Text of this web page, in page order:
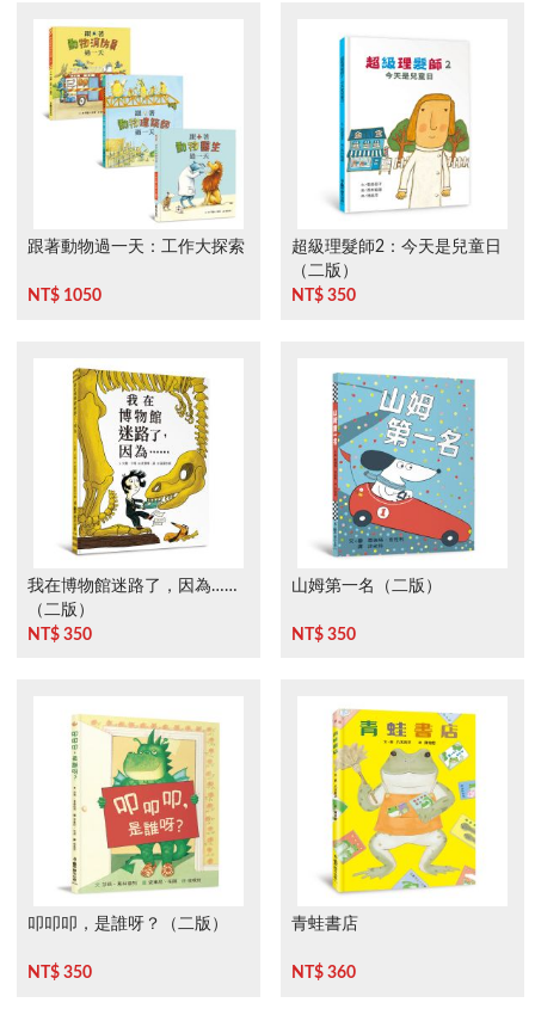
跟著動物過一天：工作大探索
NT$ 1050
超級理髮師2：今天是兒童日
（二版）
NT$ 350
我在博物館迷路了，因為……
（二版）
NT$ 350
山姆第一名（二版）
NT$ 350
叩叩叩，是誰呀？（二版）
NT$ 350
青蛙書店
NT$ 360